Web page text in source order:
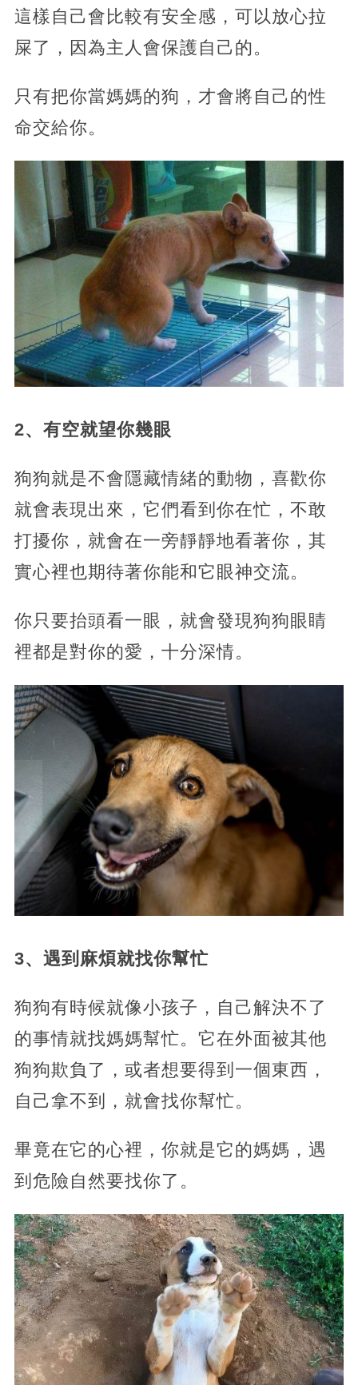
這樣自己會比較有安全感，可以放心拉
屎了，因為主人會保護自己的。
只有把你當媽媽的狗，才會將自己的性
命交給你。
2、有空就望你幾眼
狗狗就是不會隱藏情緒的動物，喜歡你
就會表現出來，它們看到你在忙，不敢
打擾你，就會在一旁靜靜地看著你，其
實心裡也期待著你能和它眼神交流。
你只要抬頭看一眼，就會發現狗狗眼睛
裡都是對你的愛，十分深情。
3、遇到麻煩就找你幫忙
狗狗有時候就像小孩子，自己解決不了
的事情就找媽媽幫忙。它在外面被其他
狗狗欺負了，或者想要得到一個東西，
自己拿不到，就會找你幫忙。
畢竟在它的心裡，你就是它的媽媽，遇
到危險自然要找你了。